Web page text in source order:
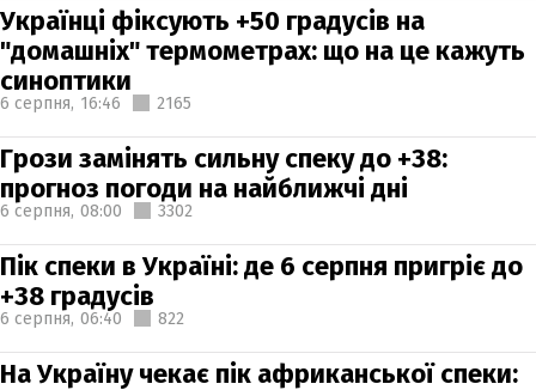
Українці фіксують +50 градусів на
"домашніх" термометрах: що на це кажуть
синоптики
6 серпня, 16:46 2165
Грози замінять сильну спеку до +38:
прогноз погоди на найближчі дні
6 серпня, 08:00 3302
Пік спеки в Україні: де 6 серпня пригріє до
+38 градусів
6 серпня, 06:40 822
На Україну чекає пік африканської спеки: